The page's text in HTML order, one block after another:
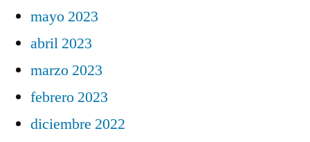
mayo 2023
abril 2023
marzo 2023
febrero 2023
diciembre 2022